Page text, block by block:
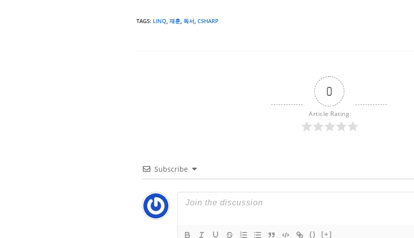
TAGS: LINQ, 재훈, 독서, CSHARP
0
Article Rating
Subscribe
{} [+]